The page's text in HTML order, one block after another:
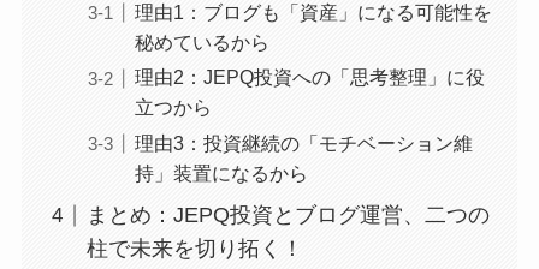
理由1：ブログも「資産」になる可能性を
秘めているから
理由2：JEPQ投資への「思考整理」に役
立つから
理由3：投資継続の「モチベーション維
持」装置になるから
まとめ：JEPQ投資とブログ運営、二つの
柱で未来を切り拓く！